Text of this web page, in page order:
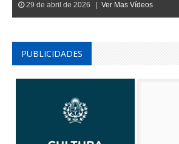
29 de abril de 2026 | Ver Mas Vídeos
PUBLICIDADES